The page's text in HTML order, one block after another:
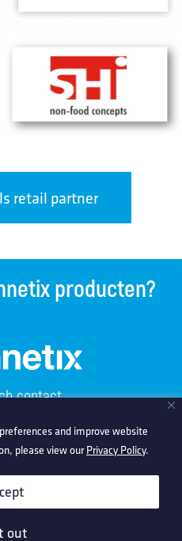
and improve website
please view ourPrivacy Policy.
out
and improve website
please view ourPrivacy Policy.
out
retail partner
producten?
contact
e-mail
voor bedrijven: